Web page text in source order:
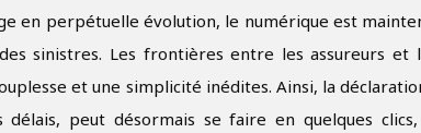
en perpétuelle évolution, le numérique est
sinistres. Les frontières entre les assureurs et
et une simplicité inédites. Ainsi, la
délais, peut désormais se faire en quelques